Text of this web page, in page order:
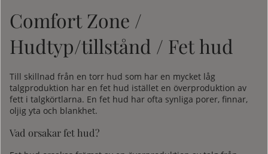
Comfort Zone /
Hudtyp/tillstånd / Fet hud
Till skillnad från en torr hud som har en mycket låg
talgproduktion har en fet hud istället en överproduktion av
fett i talgkörtlarna. En fet hud har ofta synliga porer, finnar,
oljig yta och blankhet.
Vad orsakar fet hud?